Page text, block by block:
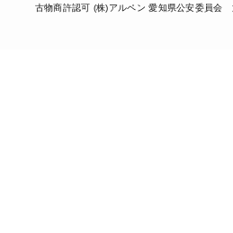
古物商許認可 (株)アルペン 愛知県公安委員